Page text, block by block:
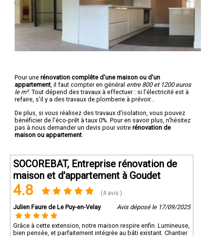
Pour une rénovation complête d'une maison ou d'un
appartement , il faut compter en général entre 800 et 1200 euros
le m². Tout dépend des travaux à effectuer : si l'électricité est à
refaire, s'il y a des travaux de plomberie à prévoir...
De plus, si vous réalisez des travaux d'isolation, vous pouvez
bénéficier de l'éco-prêt à taux 0%. Pour en savoir plus, n'hésitez
pas à nous demander un devis pour votre rénovation de
maison ou appartement
SOCOREBAT, Entreprise rénovation de
maison et d'appartement à Goudet
4.8 (4 avis )
Julien Faure de Le Puy-en-Velay Avis déposé le 17/09/2025
Grâce à cette extension, notre maison respire enfin. Lumineuse,
bien pensée, et parfaitement intégrée au bâti existant. Chantier